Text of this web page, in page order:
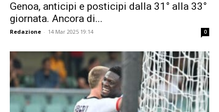
Genoa, anticipi e posticipi dalla 31° alla 33°
giornata. Ancora di...
Redazione - 14 Mar 2025 19:14 0